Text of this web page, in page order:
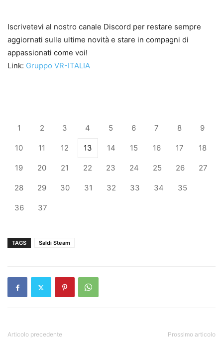
Iscrivetevi al nostro canale Discord per restare sempre
aggiornati sulle ultime novità e stare in compagni di
appassionati come voi!
Link: Gruppo VR-ITALIA
1 2 3 4 5 6 7 8 9
10 11 12 13 14 15 16 17 18
19 20 21 22 23 24 25 26 27
28 29 30 31 32 33 34 35
36 37
TAGS Saldi Steam
Articolo precedente Prossimo articolo